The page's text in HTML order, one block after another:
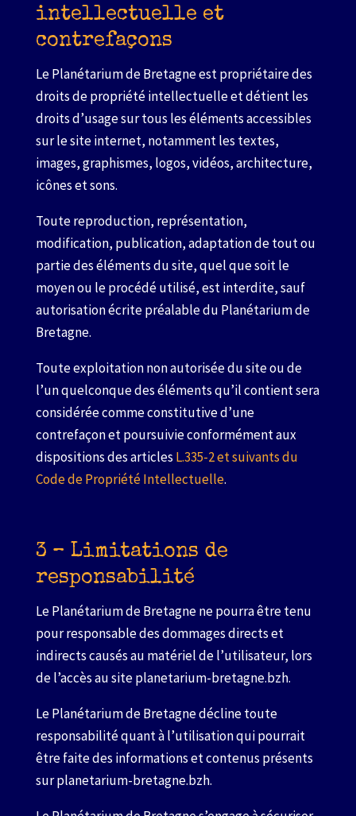
intellectuelle et
contrefaçons
Le Planétarium de Bretagne est propriétaire des
droits de propriété intellectuelle et détient les
droits d’usage sur tous les éléments accessibles
sur le site internet, notamment les textes,
images, graphismes, logos, vidéos, architecture,
icônes et sons.
Toute reproduction, représentation,
modification, publication, adaptation de tout ou
partie des éléments du site, quel que soit le
moyen ou le procédé utilisé, est interdite, sauf
autorisation écrite préalable du Planétarium de
Bretagne.
Toute exploitation non autorisée du site ou de
l’un quelconque des éléments qu’il contient sera
considérée comme constitutive d’une
contrefaçon et poursuivie conformément aux
dispositions des articles L.335-2 et suivants du
Code de Propriété Intellectuelle.
3 – Limitations de
responsabilité
Le Planétarium de Bretagne ne pourra être tenu
pour responsable des dommages directs et
indirects causés au matériel de l’utilisateur, lors
de l’accès au site planetarium-bretagne.bzh.
Le Planétarium de Bretagne décline toute
responsabilité quant à l’utilisation qui pourrait
être faite des informations et contenus présents
sur planetarium-bretagne.bzh.